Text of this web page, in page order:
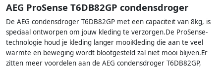
AEG ProSense T6DB82GP condensdroger
De AEG condensdroger T6DB82GP met een capaciteit van 8kg, is
speciaal ontworpen om jouw kleding te verzorgen.De ProSense-
technologie houd je kleding langer mooiKleding die aan te veel
warmte en beweging wordt blootgesteld zal niet mooi blijven.Er
zitten meer voordelen aan de AEG condensdroger T6DB82GP,